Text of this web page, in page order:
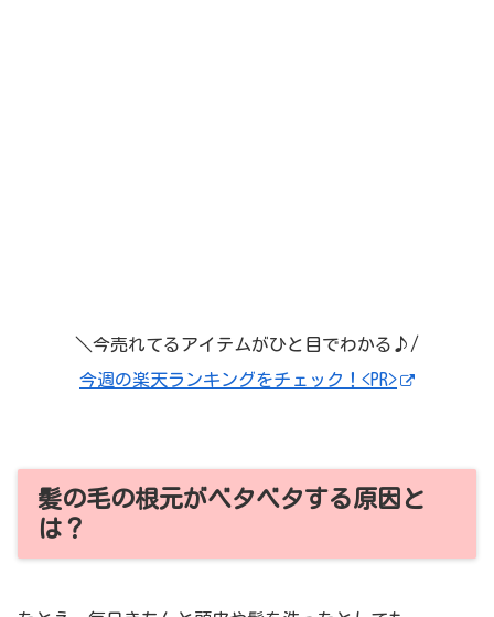
＼今売れてるアイテムがひと目でわかる♪/
今週の楽天ランキングをチェック！<PR>
髪の毛の根元がベタベタする原因と
は？